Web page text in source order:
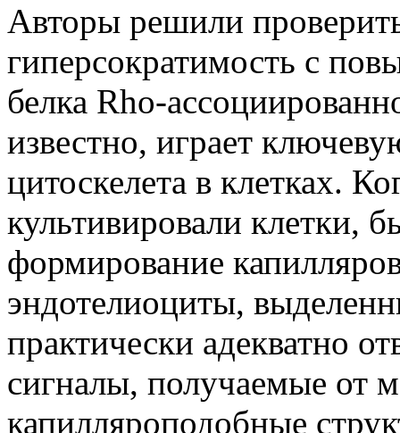
Авторы решили
гиперсократимость с
белка Rho-
известно, играет
цитоскелета в клетках.
культивировали клетки,
формирование
эндотелиоциты,
практически адекватно
сигналы, получаемые от
капилляроподобные